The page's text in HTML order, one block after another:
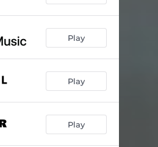
Play
Play
Play